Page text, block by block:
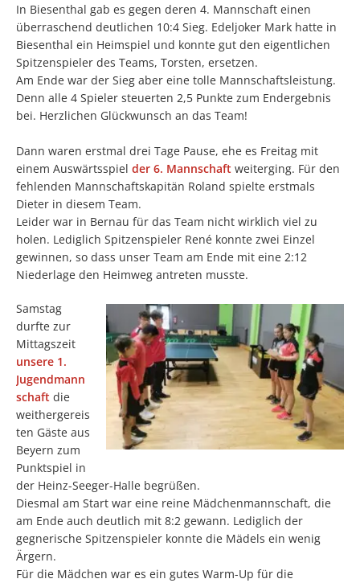
In Biesenthal gab es gegen deren 4. Mannschaft einen
überraschend deutlichen 10:4 Sieg. Edeljoker Mark hatte in
Biesenthal ein Heimspiel und konnte gut den eigentlichen
Spitzenspieler des Teams, Torsten, ersetzen.
Am Ende war der Sieg aber eine tolle Mannschaftsleistung.
Denn alle 4 Spieler steuerten 2,5 Punkte zum Endergebnis
bei. Herzlichen Glückwunsch an das Team!
Dann waren erstmal drei Tage Pause, ehe es Freitag mit
einem Auswärtsspiel der 6. Mannschaft weiterging. Für den
fehlenden Mannschaftskapitän Roland spielte erstmals
Dieter in diesem Team.
Leider war in Bernau für das Team nicht wirklich viel zu
holen. Lediglich Spitzenspieler René konnte zwei Einzel
gewinnen, so dass unser Team am Ende mit eine 2:12
Niederlage den Heimweg antreten musste.
Samstag
durfte zur
Mittagszeit
unsere 1.
Jugendmann
schaft die
weithergereis
ten Gäste aus
Beyern zum
Punktspiel in
der Heinz-Seeger-Halle begrüßen.
Diesmal am Start war eine reine Mädchenmannschaft, die
am Ende auch deutlich mit 8:2 gewann. Lediglich der
gegnerische Spitzenspieler konnte die Mädels ein wenig
Ärgern.
Für die Mädchen war es ein gutes Warm-Up für die